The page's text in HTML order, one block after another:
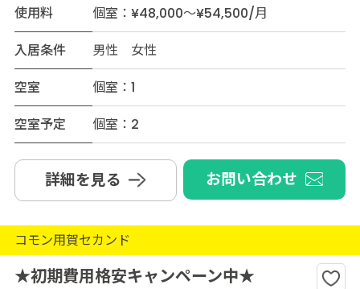
使用料
個室：¥48,000～¥54,500/月
入居条件
男性 女性
空室
個室：1
空室予定
個室：2
詳細を見る お問い合わせ
コモン用賀セカンド
★初期費用格安キャンペーン中★